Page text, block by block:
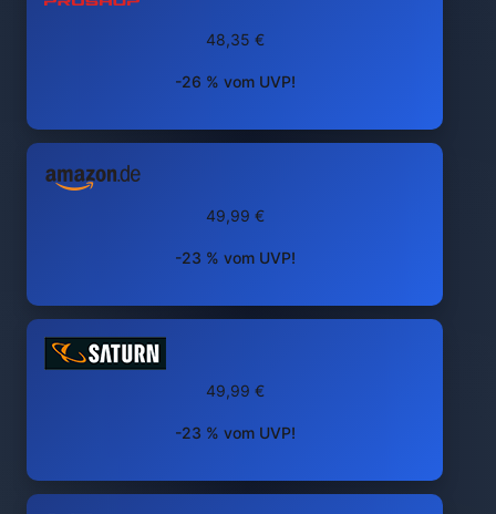
48,35 €
-26 % vom UVP!
49,99 €
-23 % vom UVP!
49,99 €
-23 % vom UVP!